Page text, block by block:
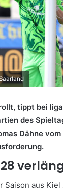
tippt bei
des
Dähne vom
Saison aus